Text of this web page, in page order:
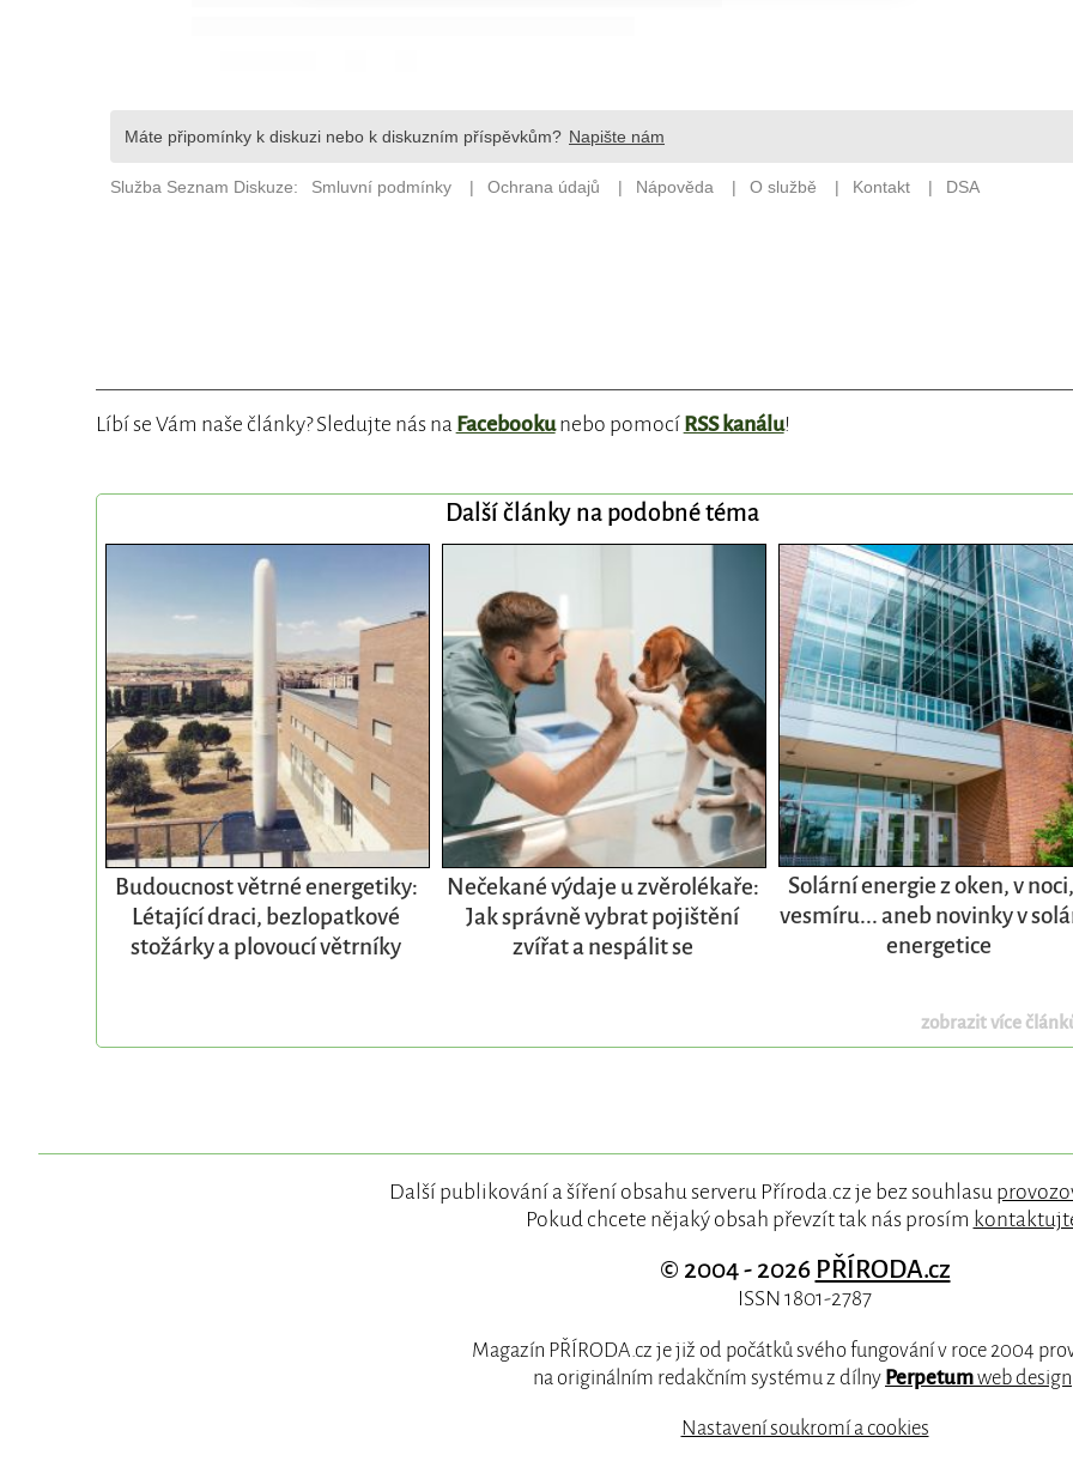
Líbí se Vám naše články? Sledujte nás na Facebookunebo pomocí RSS kanálu!
Další články na podobné téma
Budoucnost větrné energetiky:
Létající draci, bezlopatkové
stožárky a plovoucí větrníky
Nečekané výdaje u zvěrolékaře:
Jak správně vybrat pojištění
zvířat a nespálit se
Solární energie z oken, v
vesmíru... aneb novinky v
energetice
zobrazit více
Další publikování a šíření obsahu serveru Příroda.cz je bez souhlasu
Pokud chcete nějaký obsah převzít tak nás prosím
© 2004 - 2026 PŘÍRODA.cz
ISSN 1801-2787
Magazín PŘÍRODA.cz je již od počátků svého fungování v roce 2004
na originálním redakčním systému z dílny Perpetumweb design
Nastavení soukromí a cookies